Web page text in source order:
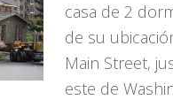
casa de 2
de su
Main Street,
este de